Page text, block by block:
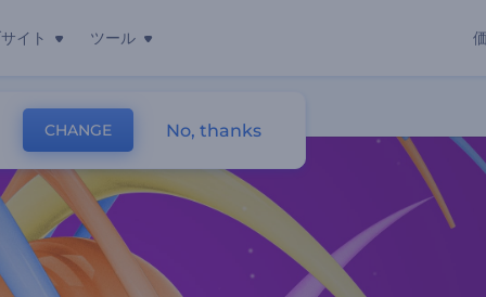
イト ツール
CHANGE No, thanks